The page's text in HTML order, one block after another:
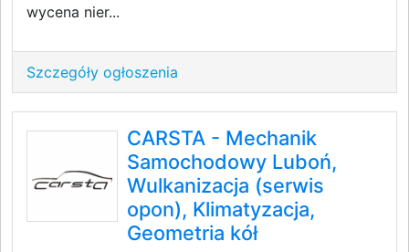
wycena nier...
Szczegóły ogłoszenia
CARSTA - Mechanik
Samochodowy Luboń,
Wulkanizacja (serwis
opon), Klimatyzacja,
Geometria kół